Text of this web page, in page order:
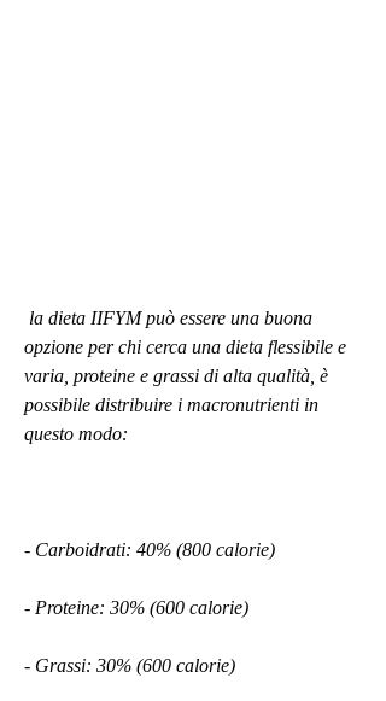
opzione per chi cerca una dieta flessibile e
varia, proteine e grassi di alta qualità, è
possibile distribuire i macronutrienti in
questo modo:
- Carboidrati: 40% (800 calorie)
- Proteine: 30% (600 calorie)
- Grassi: 30% (600 calorie)